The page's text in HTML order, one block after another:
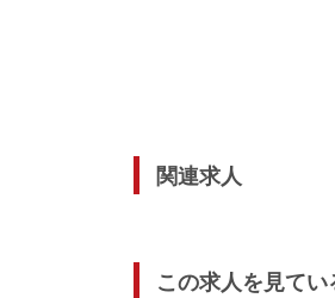
関連求人
この求人を見て